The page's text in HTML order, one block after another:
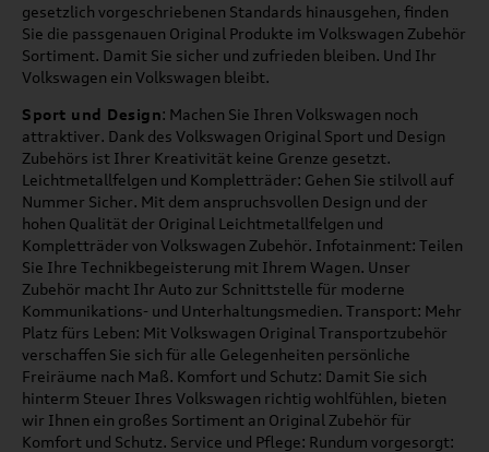
gesetzlich vorgeschriebenen Standards hinausgehen, finden
Sie die passgenauen Original Produkte im Volkswagen Zubehör
Sortiment. Damit Sie sicher und zufrieden bleiben. Und Ihr
Volkswagen ein Volkswagen bleibt.
Sport und Design: Machen Sie Ihren Volkswagen noch
attraktiver. Dank des Volkswagen Original Sport und Design
Zubehörs ist Ihrer Kreativität keine Grenze gesetzt.
Leichtmetallfelgen und Kompletträder: Gehen Sie stilvoll auf
Nummer Sicher. Mit dem anspruchsvollen Design und der
hohen Qualität der Original Leichtmetallfelgen und
Kompletträder von Volkswagen Zubehör. Infotainment: Teilen
Sie Ihre Technikbegeisterung mit Ihrem Wagen. Unser
Zubehör macht Ihr Auto zur Schnittstelle für moderne
Kommunikations- und Unterhaltungsmedien. Transport: Mehr
Platz fürs Leben: Mit Volkswagen Original Transportzubehör
verschaffen Sie sich für alle Gelegenheiten persönliche
Freiräume nach Maß. Komfort und Schutz: Damit Sie sich
hinterm Steuer Ihres Volkswagen richtig wohlfühlen, bieten
wir Ihnen ein großes Sortiment an Original Zubehör für
Komfort und Schutz. Service und Pflege: Rundum vorgesorgt: